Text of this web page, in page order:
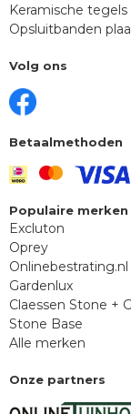
Keramische
Opsluitbanden
Volg ons
Betaalmethoden
Populaire merken
Excluton
Oprey
Onlinebestrating.nl
Gardenlux
Claessen Stone +
Stone Base
Alle merken
Onze partners